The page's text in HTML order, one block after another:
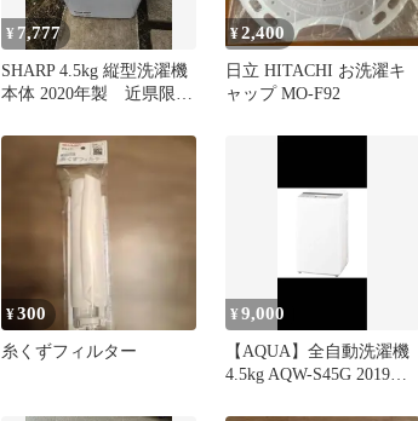
¥ 7,777
SHARP 4.5kg 縦型洗濯機
本体 2020年製 近県限定
¥2,400
日立 HITACHI お洗濯キ
ャップ MO-F92
¥300
糸くずフィルター
¥9,000
【AQUA】全自動洗濯機
4.5kg AQW-S45G 2019年